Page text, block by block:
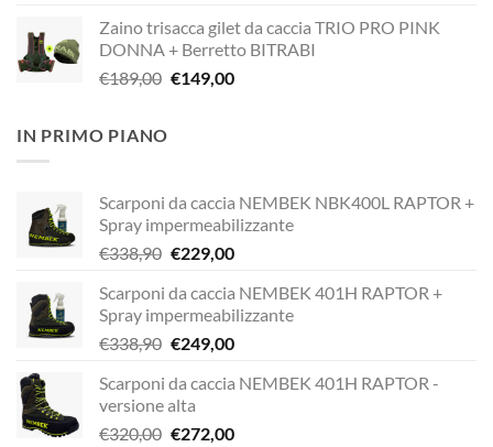
originale
era:
€338,90.
attuale
è:
€249,00.
Zaino trisacca gilet da caccia TRIO PRO PINK
DONNA + Berretto BITRABI
€189,00 Il
€149,00Il
IN PRIMO PIANO
Scarponi da caccia NEMBEK NBK400L RAPTOR +
Spray impermeabilizzante
€338,90 Il
originale
era:
€338,90.
€229,00Il
attuale
è:
€229,00.
Scarponi da caccia NEMBEK 401H RAPTOR +
Spray impermeabilizzante
€338,90 Il
originale
era:
€338,90.
€249,00Il
attuale
€249,00.
Scarponi da caccia NEMBEK 401H RAPTOR -
versione alta
€320,00 Il
€272,00Il